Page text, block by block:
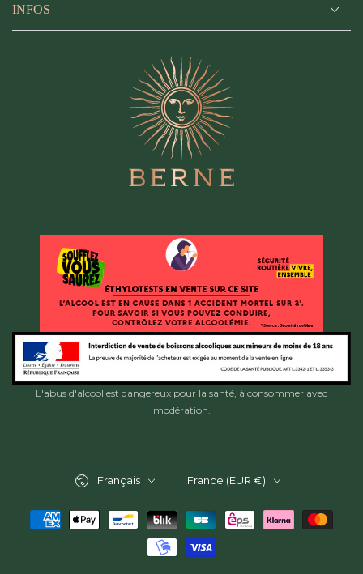
INFOS
L'abus d'alcool est dangereux pour la santé, à consommer avec
modération.
Français France (EUR €)
Modes